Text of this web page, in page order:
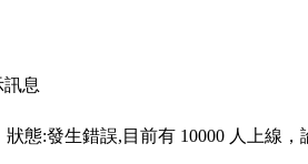
息
狀態:發生錯誤,目前有 10000 人上線